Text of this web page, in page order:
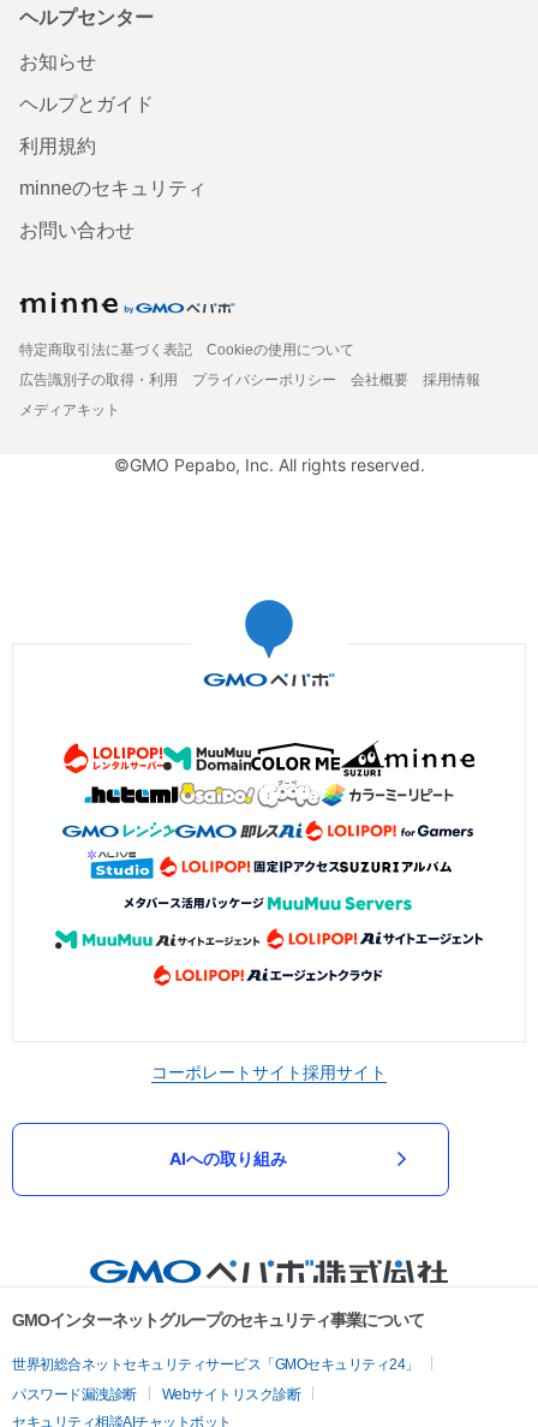
ヘルプセンター
お知らせ
ヘルプとガイド
利用規約
minneのセキュリティ
お問い合わせ
特定商取引法に基づく表記
Cookieの使用について
広告識別子の取得・利用
プライバシーポリシー 会社概要
採用情報
メディアキット
©GMO Pepabo, Inc. All rights reserved.
コーポレートサイト採用サイト
AIへの取り組み
GMOインターネットグループのセキュリティ事業について
世界初総合ネットセキュリティサービス「GMOセキュリティ24」
パスワード漏洩診断
Webサイトリスク診断
セキュリティ相談AIチャットボット